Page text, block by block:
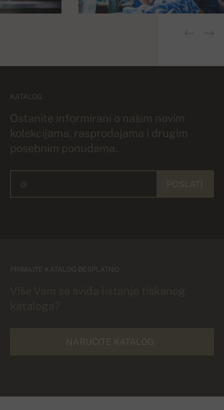
KATALOG
Ostanite informirani o našim novim
kolekcijama, rasprodajama i drugim
posebnim ponudama.
PRIMAJTE KATALOG BESPLATNO